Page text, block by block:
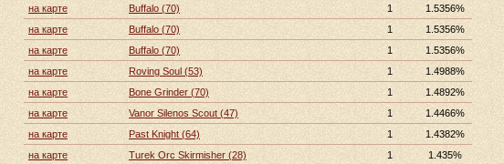
на карте
Buffalo (70) 1
1.5356%
на карте
Buffalo (70) 1
1.5356%
на карте
Buffalo (70) 1
1.5356%
на карте
Roving Soul (53) 1
1.4988%
на карте
Bone Grinder (70) 1
1.4892%
на карте
Vanor Silenos Scout (47) 1
1.4466%
на карте
Past Knight (64) 1
1.4382%
на карте
Turek Orc Skirmisher (28) 1
1.435%